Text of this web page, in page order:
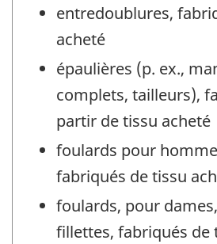
entredoublures,
acheté
épaulières (p. ex.,
complets, tailleurs),
partir de tissu acheté
foulards pour
fabriqués de tissu
foulards, pour
fillettes, fabriqués de